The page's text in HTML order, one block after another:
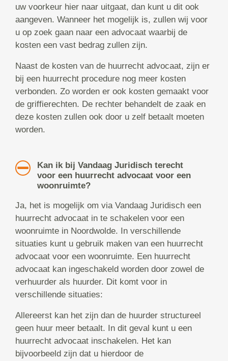
uw voorkeur hier naar uitgaat, dan kunt u dit ook
aangeven. Wanneer het mogelijk is, zullen wij voor
u op zoek gaan naar een advocaat waarbij de
kosten een vast bedrag zullen zijn.
Naast de kosten van de huurrecht advocaat, zijn er
bij een huurrecht procedure nog meer kosten
verbonden. Zo worden er ook kosten gemaakt voor
de griffierechten. De rechter behandelt de zaak en
deze kosten zullen ook door u zelf betaalt moeten
worden.
Kan ik bij Vandaag Juridisch terecht
voor een huurrecht advocaat voor een
woonruimte?
Ja, het is mogelijk om via Vandaag Juridisch een
huurrecht advocaat in te schakelen voor een
woonruimte in Noordwolde. In verschillende
situaties kunt u gebruik maken van een huurrecht
advocaat voor een woonruimte. Een huurrecht
advocaat kan ingeschakeld worden door zowel de
verhuurder als huurder. Dit komt voor in
verschillende situaties:
Allereerst kan het zijn dan de huurder structureel
geen huur meer betaalt. In dit geval kunt u een
huurrecht advocaat inschakelen. Het kan
bijvoorbeeld zijn dat u hierdoor de